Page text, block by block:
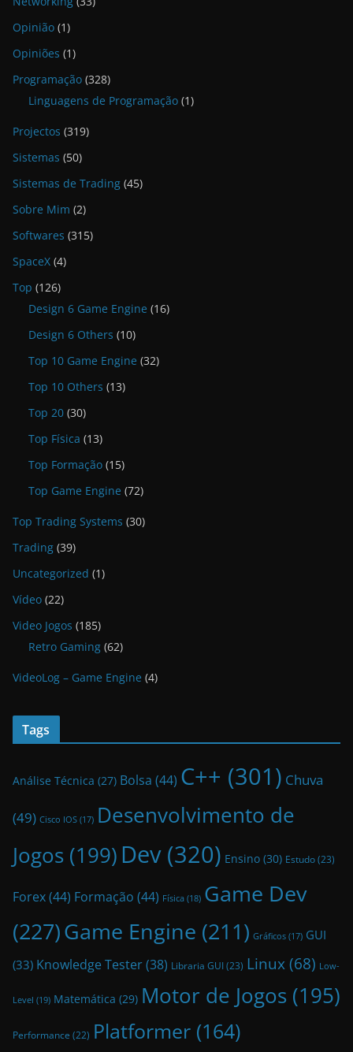
Opinião (1)
Opiniões (1)
Programação (328)
Linguagens de Programação (1)
Projectos (319)
Sistemas (50)
Sistemas de Trading (45)
Sobre Mim (2)
Softwares (315)
SpaceX (4)
Top (126)
Design 6 Game Engine (16)
Design 6 Others (10)
Top 10 Game Engine (32)
Top 10 Others (13)
Top 20 (30)
Top Física (13)
Top Formação (15)
Top Game Engine (72)
Top Trading Systems (30)
Trading (39)
Uncategorized (1)
Vídeo (22)
Video Jogos (185)
Retro Gaming (62)
VideoLog – Game Engine (4)
Tags
Análise Técnica (27) Bolsa (44) C++ (301) Chuva
(49) Cisco IOS (17) Desenvolvimento de
Jogos (199)Dev(320) Ensino (30) Estudo(23)
Forex(44) Formação (44) Física (18) Game Dev
(227)Game Engine (211) Gráficos (17) GUI
(33) Knowledge Tester(38) Libraria GUI(23) Linux(68) Low-
Level (19) Matemática (29) Motor de Jogos (195)
Performance (22) Platformer (164)